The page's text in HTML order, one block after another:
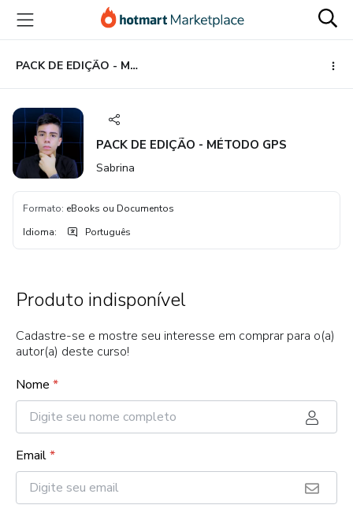
para
conteúdo
principal
para
pagamento
para
rodapé
PACK DE EDIÇÃO - MÉTODO GPS
PACK DE EDIÇÃO - MÉTODO GPS
Sabrina
Formato: eBooks ou Documentos
Idioma: Português
Produto indisponível
Cadastre-se e mostre seu interesse em comprar para o(a)
autor(a) deste curso!
Nome *
Email*